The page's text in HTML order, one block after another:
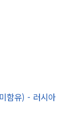
함유) - 러시아